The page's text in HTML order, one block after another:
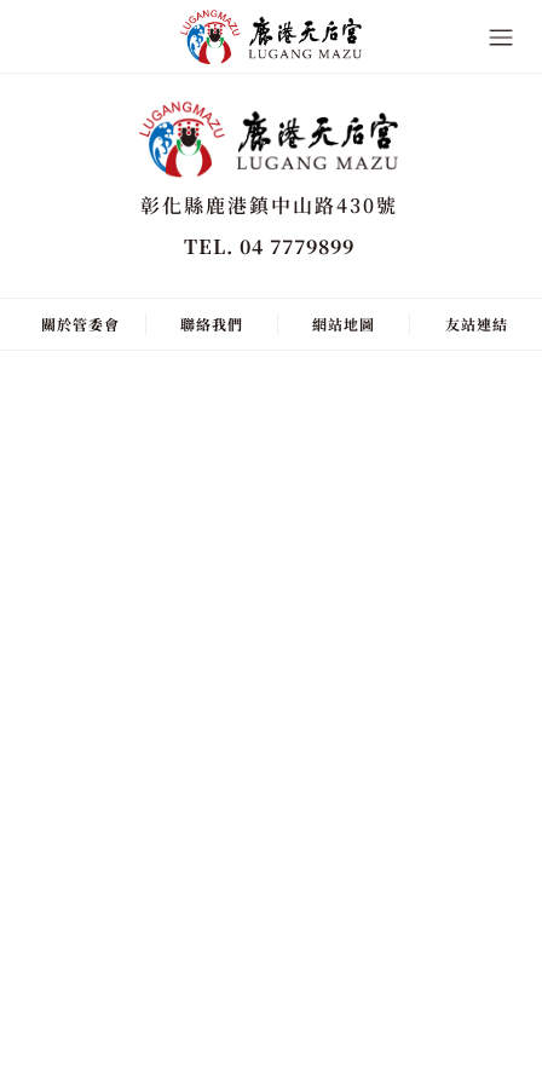
彰化縣鹿港鎮中山路430號
TEL. 04 7779899
關於管委會 聯絡我們 網站地圖 友站連結